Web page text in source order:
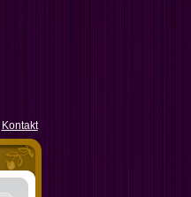
Kontakt